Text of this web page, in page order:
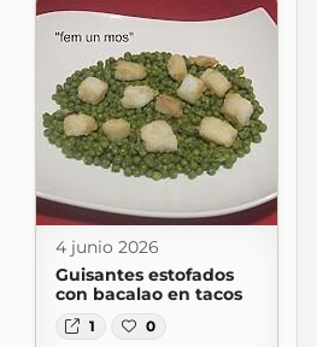
4 junio 2026
Guisantes estofados
con bacalao en tacos
1 0